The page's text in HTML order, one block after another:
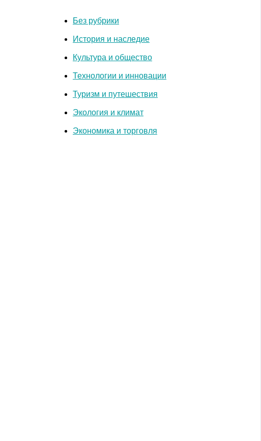
Без рубрики
История и наследие
Культура и общество
Технологии и инновации
Туризм и путешествия
Экология и климат
Экономика и торговля